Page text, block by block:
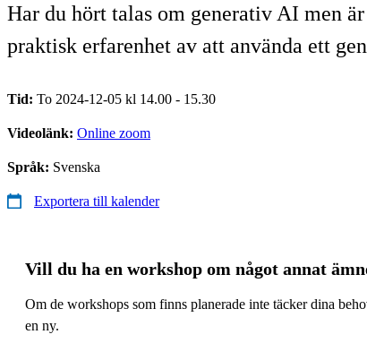
Har du hört talas om generativ AI men
praktisk erfarenhet av att använda ett
Tid: To 2024-12-05 kl 14.00 - 15.30
Videolänk: Online zoom
Språk: Svenska
Exportera till kalender
Vill du ha en workshop om något annat
Om de workshops som finns planerade inte täcker dina
en ny.